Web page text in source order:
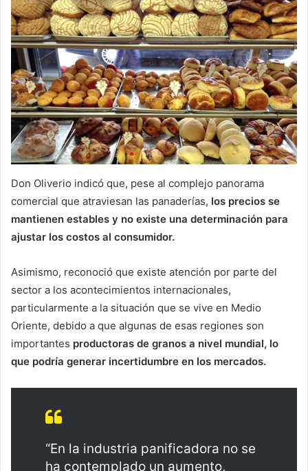
Don Oliverio indicó que, pese al complejo panorama
comercial que atraviesan las panaderías, los precios se
mantienen estables y no existe una determinación para
ajustar los costos al consumidor.
Asimismo, reconoció que existe atención por parte del
sector a los acontecimientos internacionales,
particularmente a la situación que se vive en Medio
Oriente, debido a que algunas de esas regiones son
importantes productoras de granos a nivel mundial, lo
que podría generar incertidumbre en los mercados.
“En la industria panificadora no se
ha contemplado un aumento,